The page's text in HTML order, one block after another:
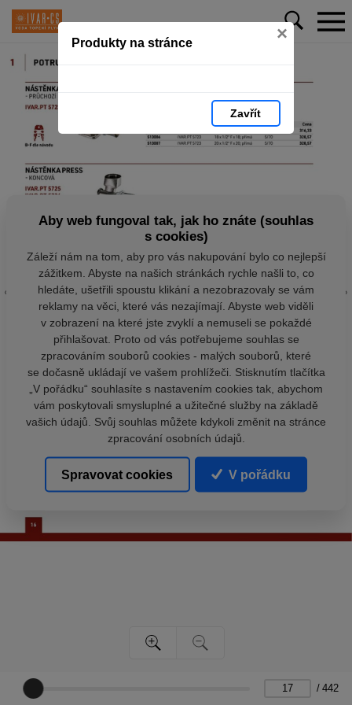
Produkty na stránce ×
Zavřít
/ 442
Aby web fungoval tak, jak ho znáte (souhlas
s cookies)
Záleží nám na tom, aby pro vás nakupování bylo co nejlepší
zážitkem. Abyste na našich stránkách rychle našli to, co
hledáte, ušetřili spoustu klikání a nezobrazovaly se vám
reklamy na věci, které vás nezajímají. Abyste web viděli
v zobrazení na které jste zvyklí a nemuseli se pokaždé
přihlašovat. Proto od vás potřebujeme souhlas se
zpracováním souborů cookies - malých souborů, které
se dočasně ukládají ve vašem prohlížeči. Stisknutím tlačítka
„V pořádku“ souhlasíte s nastavením cookies tak, abychom
vám poskytovali smysluplné a užitečné služby na základě
vašich údajů. Svůj souhlas můžete kdykoli změnit na stránce
zpracování osobních údajů.
Spravovat cookies V pořádku